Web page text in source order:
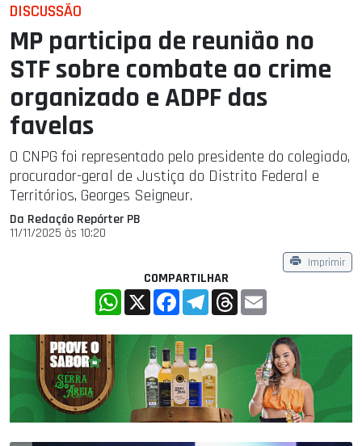
DISCUSSÃO
MP participa de reunião no
STF sobre combate ao crime
organizado e ADPF das
favelas
O CNPG foi representado pelo presidente do colegiado,
procurador-geral de Justiça do Distrito Federal e
Territórios, Georges Seigneur.
Da Redação Repórter PB
11/11/2025 às 10:20
Imprimir
COMPARTILHAR
WhatsApp
X FacebookTelegramThreads